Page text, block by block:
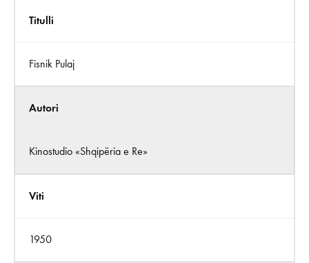
Titulli
Fisnik Pulaj
Autori
Kinostudio «Shqipëria e Re»
Viti
1950